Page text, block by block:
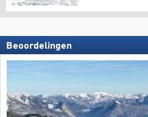
Beoordelingen